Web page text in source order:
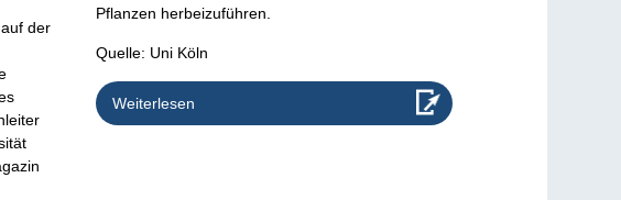
der
Pflanzen herbeizuführen.
Quelle: Uni Köln
Weiterlesen